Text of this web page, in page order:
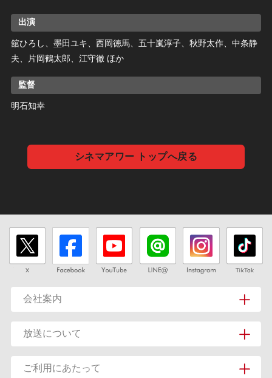
出演
舘ひろし、墨田ユキ、西岡徳馬、五十嵐淳子、秋野太作、中条静
夫、片岡鶴太郎、江守徹 ほか
監督
明石知幸
シネマアワー トップへ戻る
会社案内
放送について
ご利用にあたって